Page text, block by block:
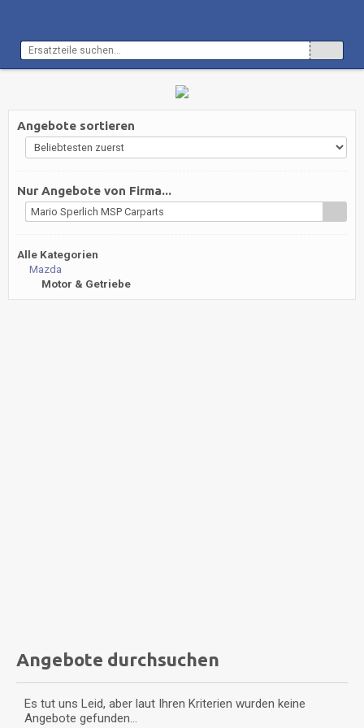
Angebote sortieren
Nur Angebote von Firma...
Mario Sperlich MSP Carparts
Alle Kategorien
Mazda
Motor & Getriebe
Angebote durchsuchen
Es tut uns Leid, aber laut Ihren Kriterien wurden keine
Angebote gefunden...